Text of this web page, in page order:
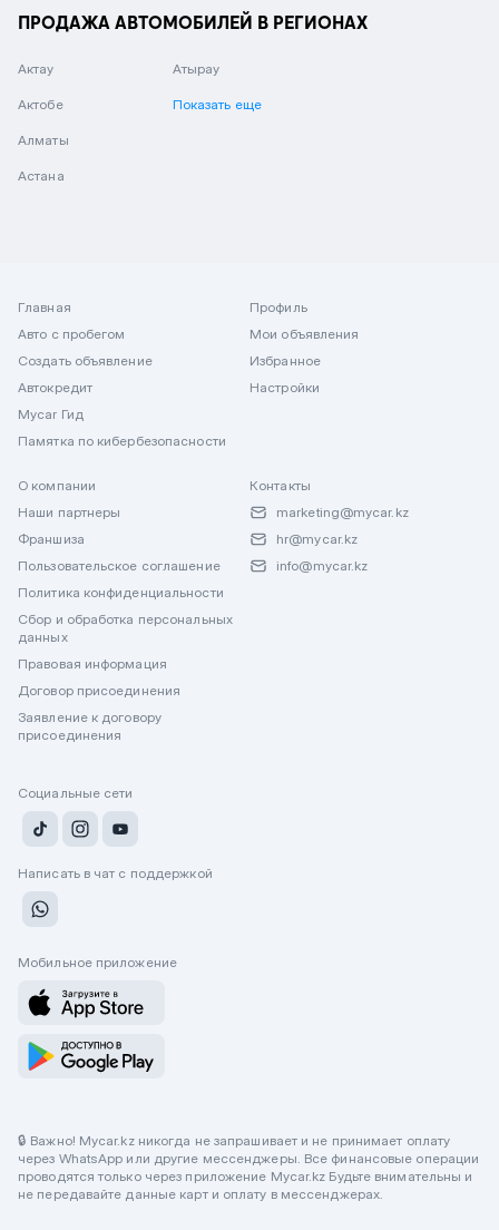
ПРОДАЖА АВТОМОБИЛЕЙ В РЕГИОНАХ
Актау
Актобе
Алматы
Астана
Атырау
Показать еще
Главная
Авто с пробегом
Создать объявление
Автокредит
Mycar Гид
Памятка по кибербезопасности
Профиль
Мои объявления
Избранное
Настройки
О компании
Наши партнеры
Франшиза
Пользовательское соглашение
Политика конфиденциальности
Сбор и обработка персональных
данных
Правовая информация
Договор присоединения
Заявление к договору
присоединения
Контакты
marketing@mycar.kz
hr@mycar.kz
info@mycar.kz
Социальные сети
Написать в чат с поддержкой
Мобильное приложение
🔒 Важно! Mycar.kz никогда не запрашивает и не принимает оплату
через WhatsApp или другие мессенджеры. Все финансовые операции
проводятся только через приложение Mycar.kz Будьте внимательны и
не передавайте данные карт и оплату в мессенджерах.